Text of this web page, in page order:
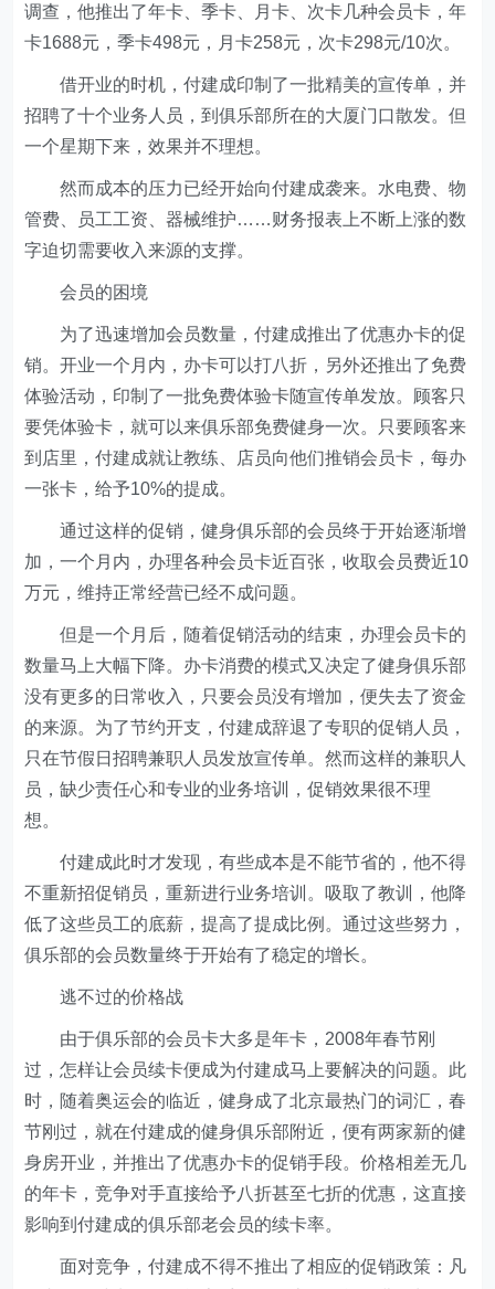
调查，他推出了年卡、季卡、月卡、次卡几种会员卡，年
卡1688元，季卡498元，月卡258元，次卡298元/10次。
借开业的时机，付建成印制了一批精美的宣传单，并
招聘了十个业务人员，到俱乐部所在的大厦门口散发。但
一个星期下来，效果并不理想。
然而成本的压力已经开始向付建成袭来。水电费、物
管费、员工工资、器械维护……财务报表上不断上涨的数
字迫切需要收入来源的支撑。
会员的困境
为了迅速增加会员数量，付建成推出了优惠办卡的促
销。开业一个月内，办卡可以打八折，另外还推出了免费
体验活动，印制了一批免费体验卡随宣传单发放。顾客只
要凭体验卡，就可以来俱乐部免费健身一次。只要顾客来
到店里，付建成就让教练、店员向他们推销会员卡，每办
一张卡，给予10%的提成。
通过这样的促销，健身俱乐部的会员终于开始逐渐增
加，一个月内，办理各种会员卡近百张，收取会员费近10
万元，维持正常经营已经不成问题。
但是一个月后，随着促销活动的结束，办理会员卡的
数量马上大幅下降。办卡消费的模式又决定了健身俱乐部
没有更多的日常收入，只要会员没有增加，便失去了资金
的来源。为了节约开支，付建成辞退了专职的促销人员，
只在节假日招聘兼职人员发放宣传单。然而这样的兼职人
员，缺少责任心和专业的业务培训，促销效果很不理
想。
付建成此时才发现，有些成本是不能节省的，他不得
不重新招促销员，重新进行业务培训。吸取了教训，他降
低了这些员工的底薪，提高了提成比例。通过这些努力，
俱乐部的会员数量终于开始有了稳定的增长。
逃不过的价格战
由于俱乐部的会员卡大多是年卡，2008年春节刚
过，怎样让会员续卡便成为付建成马上要解决的问题。此
时，随着奥运会的临近，健身成了北京最热门的词汇，春
节刚过，就在付建成的健身俱乐部附近，便有两家新的健
身房开业，并推出了优惠办卡的促销手段。价格相差无几
的年卡，竞争对手直接给予八折甚至七折的优惠，这直接
影响到付建成的俱乐部老会员的续卡率。
面对竞争，付建成不得不推出了相应的促销政策：凡